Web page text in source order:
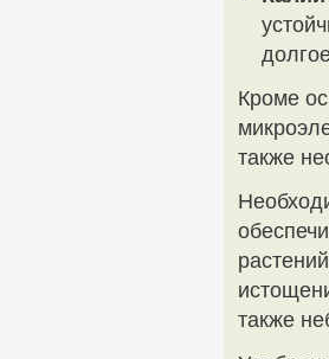
Кроме
также
также